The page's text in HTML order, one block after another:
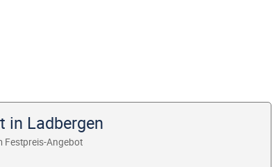
in Ladbergen
Festpreis-Angebot